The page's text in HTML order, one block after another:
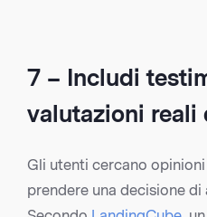
7 – Includi
valutazioni reali
Gli utenti cercano
prendere una decisione di